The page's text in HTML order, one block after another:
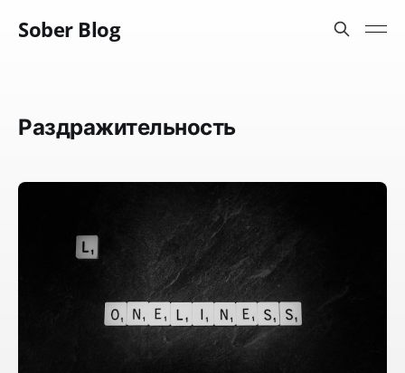
Sober Blog
Раздражительность